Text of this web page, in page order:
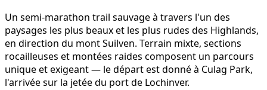
Un semi-marathon trail sauvage à travers l'un des
paysages les plus beaux et les plus rudes des Highlands,
en direction du mont Suilven. Terrain mixte, sections
rocailleuses et montées raides composent un parcours
unique et exigeant — le départ est donné à Culag Park,
l'arrivée sur la jetée du port de Lochinver.